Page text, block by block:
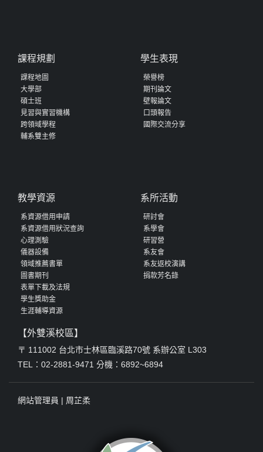
課程規劃
課程地圖
大學部
碩士班
見習與實習機構
跨領域學程
輔系雙主修
學生表現
榮譽榜
期刊論文
壁報論文
口頭報告
國際交流分享
教學資源
系資源借用申請
系資源借用狀況查詢
心理測驗
儀器設備
領域推薦書單
圖書期刊
表單下載及法規
學生獎助金
生涯輔導資源
系所活動
研討會
系學會
研習營
系友會
系友返校演講
捐款芳名錄
【外雙溪校區】
〒 111002 台北市士林區臨溪路70號 系辦公室 L303
TEL：02-2881-9471 分機：6892~6894
網站管理員 | 周芷柔